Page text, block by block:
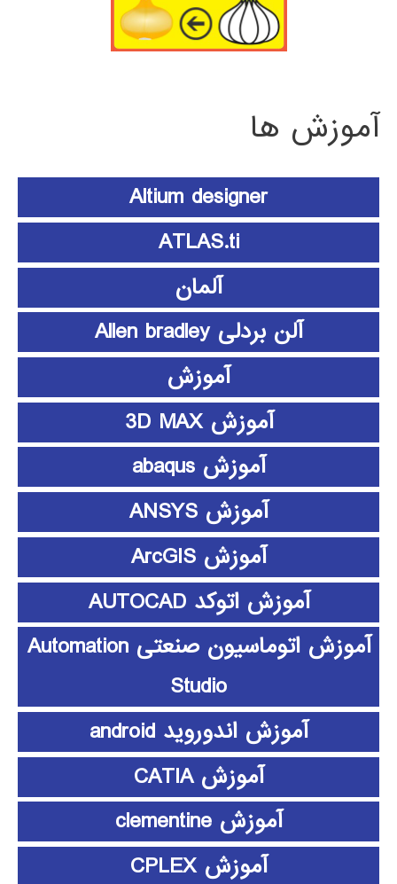
آموزش ها
Altium designer
ATLAS.ti
آلمان
آلن بردلی Allen bradley
آموزش
آموزش 3D MAX
آموزش abaqus
آموزش ANSYS
آموزش ArcGIS
آموزش اتوکد AUTOCAD
آموزش اتوماسیون صنعتی Automation
Studio
آموزش اندوروید android
آموزش CATIA
آموزش clementine
آموزش CPLEX